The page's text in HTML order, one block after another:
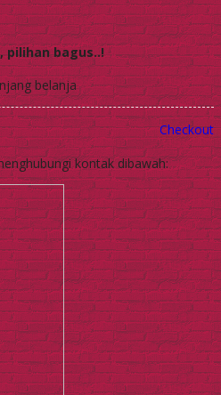
pilihan bagus..!
belanja
Checkout
kontak dibawah: